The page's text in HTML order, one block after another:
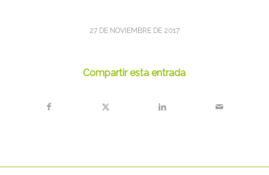
27 DE NOVIEMBRE DE 2017
Compartir esta entrada